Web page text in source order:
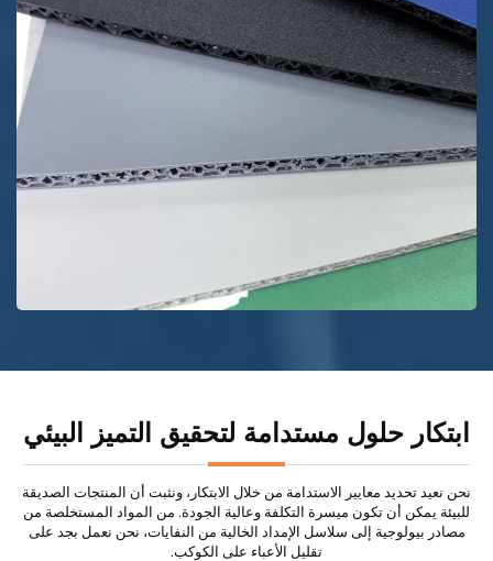
ابتكار حلول مستدامة لتحقيق التميز البيئي
نحن نعيد تحديد معايير الاستدامة من خلال الابتكار، ونثبت أن المنتجات الصديقة
للبيئة يمكن أن تكون ميسرة التكلفة وعالية الجودة. من المواد المستخلصة من
مصادر بيولوجية إلى سلاسل الإمداد الخالية من النفايات، نحن نعمل بجد على
تقليل الأعباء على الكوكب.